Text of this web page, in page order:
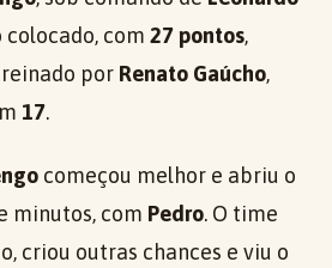
colocado, com 27 pontos,
por Renato Gaúcho,
17.
começou melhor e abriu o
minutos, com Pedro. O time
criou outras chances e viu o